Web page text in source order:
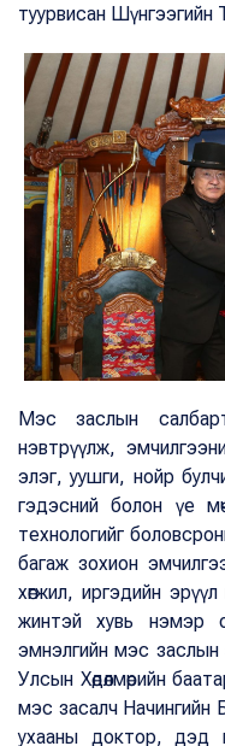
туурвисан Шүнгээгийн
Мэс заслын
нэвтрүүлж,
элэг, уушги, нойр
гэдэсний болон үе
технологийг
багаж зохион
хөгжил, иргэдийн
жинтэй хувь нэмэр
эмнэлгийн мэс
Улсын Хөдөлмөрийн
мэс засалч Начингийн
ухааны доктор, дэд